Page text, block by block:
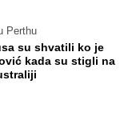
Perthu
su shvatili ko je
kada su stigli na